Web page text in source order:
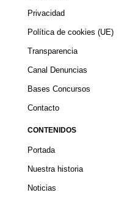
Privacidad
Política de cookies (UE)
Transparencia
Canal Denuncias
Bases Concursos
Contacto
CONTENIDOS
Portada
Nuestra historia
Noticias